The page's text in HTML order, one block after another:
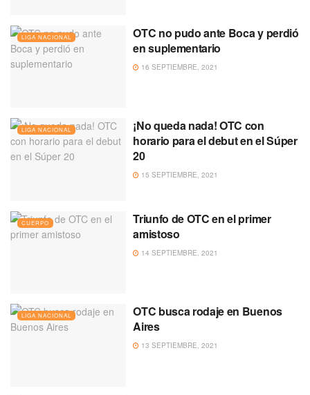
LIGA NACIONAL
OTC no pudo ante Boca y perdió
en suplementario
16 SEPTIEMBRE, 2021
LIGA NACIONAL
¡No queda nada! OTC con
horario para el debut en el Súper
20
15 SEPTIEMBRE, 2021
CUERPO
Triunfo de OTC en el primer
amistoso
14 SEPTIEMBRE, 2021
LIGA NACIONAL
OTC busca rodaje en Buenos
Aires
13 SEPTIEMBRE, 2021